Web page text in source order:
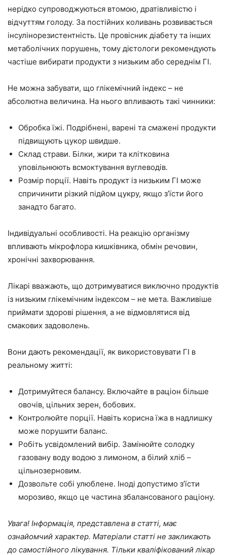
нерідко супроводжуються втомою, дратівливістю і
відчуттям голоду. За постійних коливань розвивається
інсулінорезистентність. Це провісник діабету та інших
метаболічних порушень, тому дієтологи рекомендують
частіше вибирати продукти з низьким або середнім ГІ.
Не можна забувати, що глікемічний індекс – не
абсолютна величина. На нього впливають такі чинники:
Обробка їжі. Подрібнені, варені та смажені продукти
підвищують цукор швидше.
Склад страви. Білки, жири та клітковина
уповільнюють всмоктування вуглеводів.
Розмір порції. Навіть продукт із низьким ГІ може
спричинити різкий підйом цукру, якщо з’їсти його
занадто багато.
Індивідуальні особливості. На реакцію організму
впливають мікрофлора кишківника, обмін речовин,
хронічні захворювання.
Лікарі вважають, що дотримуватися виключно продуктів
із низьким глікемічним індексом – не мета. Важливіше
приймати здорові рішення, а не відмовлятися від
смакових задоволень.
Вони дають рекомендації, як використовувати ГІ в
реальному житті:
Дотримуйтеся балансу. Включайте в раціон більше
овочів, цільних зерен, бобових.
Контролюйте порції. Навіть корисна їжа в надлишку
може порушити баланс.
Робіть усвідомлений вибір. Замінюйте солодку
газовану воду водою з лимоном, а білий хліб –
цільнозерновим.
Дозвольте собі улюблене. Іноді допустимо з’їсти
морозиво, якщо це частина збалансованого раціону.
Увага! Інформація, представлена в статті, має
ознайомчий характер. Матеріали статті не закликають
до самостійного лікування. Тільки кваліфікований лікар